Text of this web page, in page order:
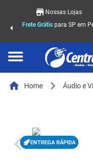
Nossas Lojas
Frete Grátispara SP em
Home Áudio e
ENTREGA RÁPIDA